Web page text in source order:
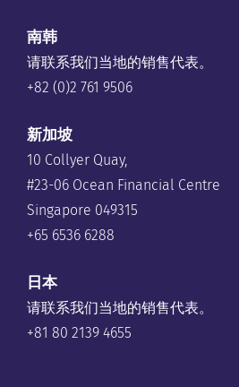
南韩
请联系我们当地的销售代表。
+82 (0)2 761 9506
新加坡
10 Collyer Quay,
#23-06 Ocean Financial Centre
Singapore 049315
+65 6536 6288
日本
请联系我们当地的销售代表。
+81 80 2139 4655